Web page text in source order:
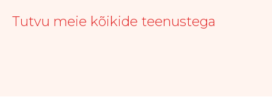
Tutvu meie kõikide teenustega